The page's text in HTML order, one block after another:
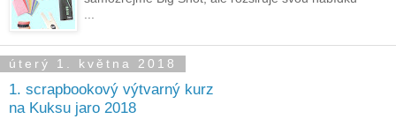
úterý 1. května 2018
1. scrapbookový výtvarný kurz
na Kuksu jaro 2018